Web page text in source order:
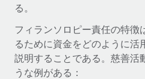
る。
フィランソロピー責任の特徴
るために資金をどのように活
説明することである。慈善活
うな例がある：